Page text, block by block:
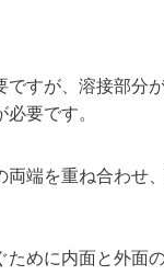
すが、溶接部分
要です。
端を重ね合わせ
めに内面と外面